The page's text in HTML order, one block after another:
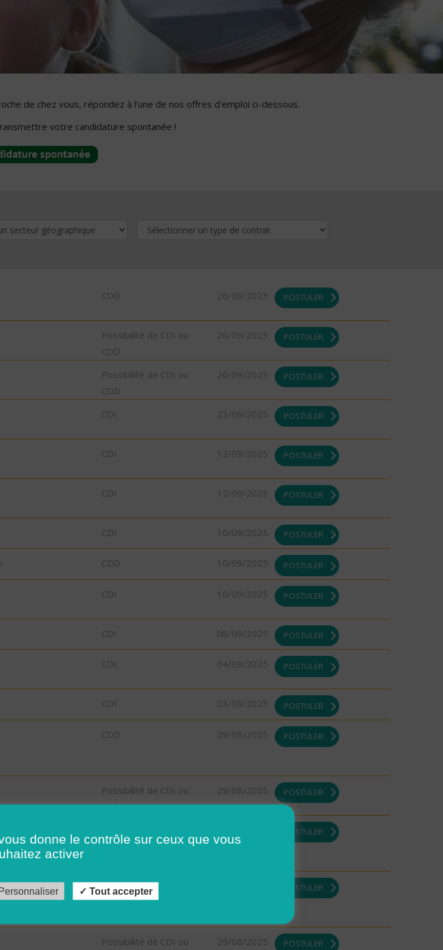
de chez vous, répondez à l'une de nos offres d'emploi ci-dessous.
votre candidature spontanée !
CDD 26/09/2025 POSTULER
Possibilité de CDI ou
CDD
26/09/2025 POSTULER
Possibilité de CDI ou
CDD
26/09/2025 POSTULER
CDI 23/09/2025 POSTULER
CDI 12/09/2025 POSTULER
CDI 12/09/2025 POSTULER
CDI 10/09/2025 POSTULER
CDD 10/09/2025 POSTULER
CDI 10/09/2025 POSTULER
CDI 08/09/2025 POSTULER
CDI 04/09/2025 POSTULER
CDI 03/09/2025 POSTULER
CDD 29/08/2025 POSTULER
Possibilité de CDI ou
CDD
29/08/2025 POSTULER
CDD
POSTULER
CDD POSTULER
Possibilité de CDI ou
29/08/2025 POSTULER
donne le contrôle sur ceux que vous
activer
Tout accepter